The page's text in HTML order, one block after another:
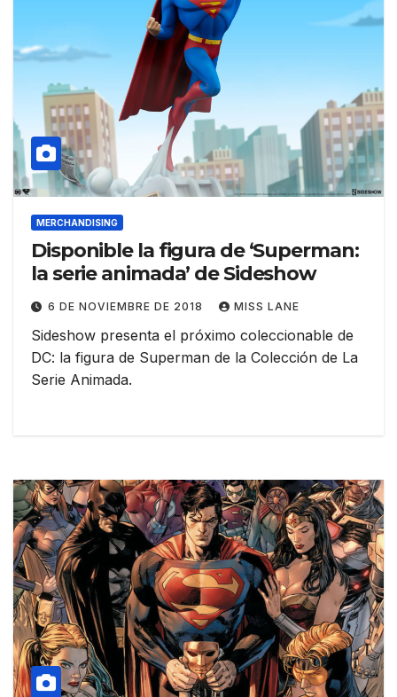
MERCHANDISING
Disponible la figura de ‘Superman:
la serie animada’ de Sideshow
6 DE NOVIEMBRE DE 2018 MISS LANE
Sideshow presenta el próximo coleccionable de
DC: la figura de Superman de la Colección de La
Serie Animada.